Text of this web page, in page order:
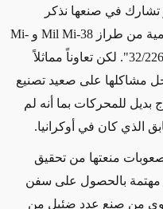
تشارك في صنعها نذكر
مروحيات النقل/الخدمات وتلك الهجومية من طراز Mil Mi-38 و Mi-
28N(صياد الليل) و"كاموف كا-32/226/60/52". لكن تعاوناً مماثلاً
مشاكلها على صعيد تصنيع
بديل للمحركات بما أنه لم
الذي كان في أوكرانيا.
منعتها من تحقيق
مهتمة بالحصول على سفن
من صنع عدد ضئيل من